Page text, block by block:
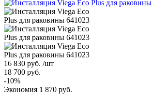
16 830 руб. /шт
18 700 руб.
-10%
Экономия 1 870 руб.